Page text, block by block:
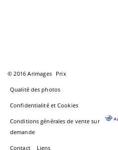
© 2016 Arimages Prix
Qualité des photos
Confidentialité et Cookies
Conditions générales de vente sur
demande
Contact Liens